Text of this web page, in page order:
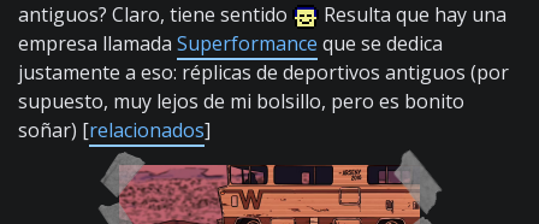
antiguos? Claro, tiene sentido
Resulta que hay una
empresa llamada Superformance que se dedica
justamente a eso: réplicas de deportivos antiguos (por
supuesto, muy lejos de mi bolsillo, pero es bonito
soñar) [relacionados]